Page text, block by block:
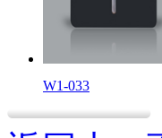
W1-033